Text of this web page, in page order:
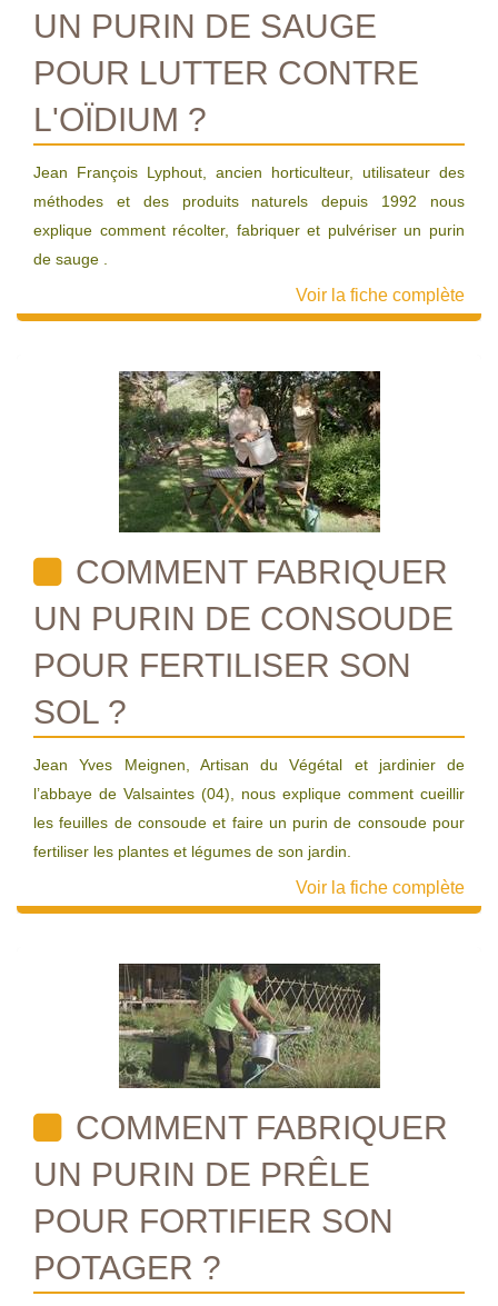
UN PURIN DE SAUGE
POUR LUTTER CONTRE
L'OÏDIUM ?
Jean François Lyphout, ancien horticulteur, utilisateur des
méthodes et des produits naturels depuis 1992 nous
explique comment récolter, fabriquer et pulvériser un purin
de sauge .
Voir la fiche complète
COMMENT FABRIQUER
UN PURIN DE CONSOUDE
POUR FERTILISER SON
SOL ?
Jean Yves Meignen, Artisan du Végétal et jardinier de
l’abbaye de Valsaintes (04), nous explique comment cueillir
les feuilles de consoude et faire un purin de consoude pour
fertiliser les plantes et légumes de son jardin.
Voir la fiche complète
COMMENT FABRIQUER
UN PURIN DE PRÊLE
POUR FORTIFIER SON
POTAGER ?